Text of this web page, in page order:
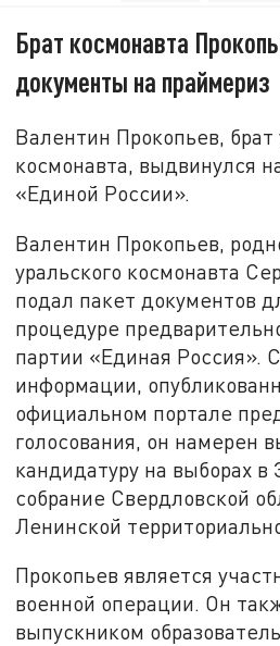
Брат космонавта
документы на праймериз
Валентин Прокопьев, брат
космонавта, выдвинулся
«Единой России».
Валентин Прокопьев,
уральского космонавта
подал пакет документов
процедуре
партии «Единая Россия».
информации,
официальном портале
голосования, он намерен
кандидатуру на выборах в
собрание Свердловской
Ленинской
Прокопьев является
военной операции. Он
выпускником